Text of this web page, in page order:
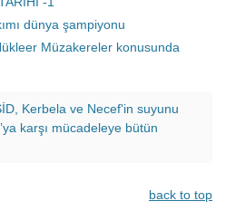
dünya şampiyonu
Müzakereler konusunda
Kerbela ve Necef'in suyunu
karşı mücadeleye bütün
back to top